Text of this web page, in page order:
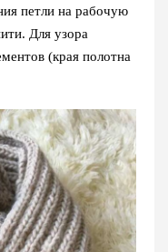
петли на рабочую
Для узора
(края полотна